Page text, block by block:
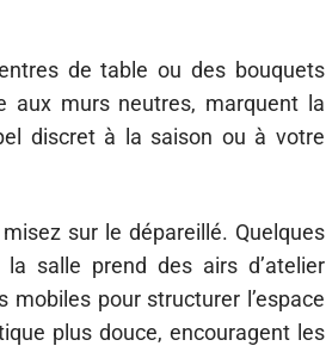
de table ou des bouquets
aux murs neutres, marquent la
discret à la saison ou à votre
sur le dépareillé. Quelques
salle prend des airs d’atelier
pour structurer l’espace
plus douce, encouragent les